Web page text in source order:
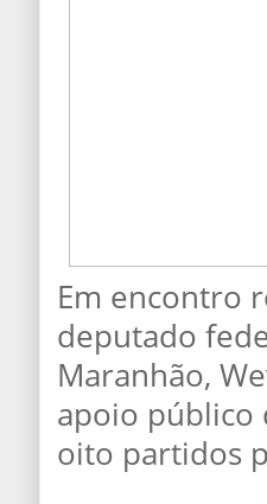
Em encontro
deputado
Maranhão,
apoio público
oito partidos